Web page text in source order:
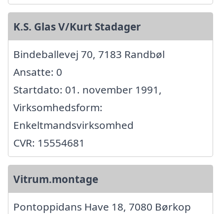
K.S. Glas V/Kurt Stadager
Bindeballevej 70, 7183 Randbøl
Ansatte: 0
Startdato: 01. november 1991,
Virksomhedsform:
Enkeltmandsvirksomhed
CVR: 15554681
Vitrum.montage
Pontoppidans Have 18, 7080 Børkop